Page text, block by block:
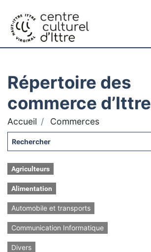
Répertoire des
commerce d’Ittre
Accueil Commerces
Agriculteurs
Alimentation
Automobile et transports
Communication Informatique
Divers